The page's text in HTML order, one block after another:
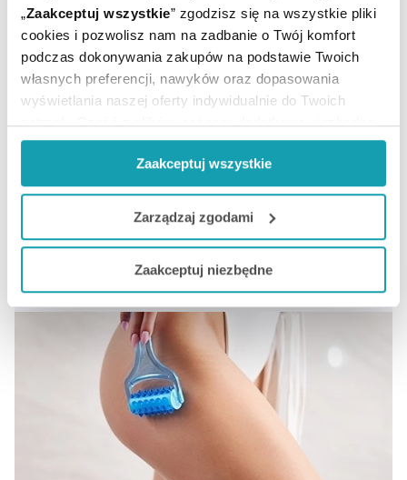
„Zaakceptuj wszystkie” zgodzisz się na wszystkie pliki
cookies i pozwolisz nam na zadbanie o Twój komfort
podczas dokonywania zakupów na podstawie Twoich
własnych preferencji, nawyków oraz dopasowania
wyświetlania naszej oferty indywidualnie do Twoich
potrzeb. Część z plików jest nam dodatkowo niezbędna
do prawidłowego działania Portalu oraz jego
funkcjonalności. W zależności od funkcji, dane o tym jak
korzystasz z naszej witryny będą również przekazywane
do naszych Partnerów marketingowych i analitycznych.
Jeżeli chcesz dostosować swoją zgodę i wybrać tylko
niektóre dodatkowe funkcje, z którymi wiąże się
zbieranie danych o Twojej aktywności dokonaj
preferowanych przez Ciebie wyborów i kliknij „
Możesz również kliknąć „ Zaakceptuj niezbędne
będzie oznaczało, że nie wyrażasz zgody na
pozyskiwanie od Ciebie danych, które nie są niezbędne
dla funkcjonowania Strony. Będzie się to jednak wiązało
z brakiem dostępu do wszystkich funkcjonalności
Zaakceptuj wszystkie
Zarządzaj zgodami
Zaakceptuj niezbędne
Rozstępy – wszystko co trzeba o nich wiedzieć
osób stanowią istotny problem estetyczny. Na ich
wystąpienie narażone są przede wszystkim kobiety
ciężarne, osoby w wieku dojrzewania oraz nadmiernie
rozstępów?
CZYTAJ DALEJ